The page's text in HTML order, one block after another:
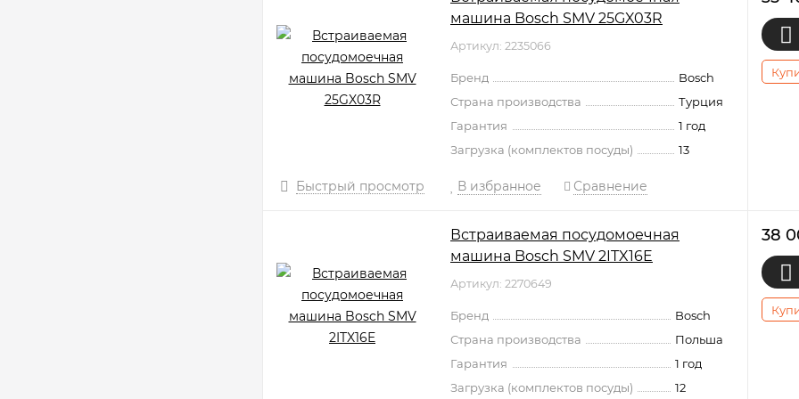
машина Bosch SMV 25GX03R
Артикул: 2235066
Бренд
Bosch
Страна производства
Турция
Гарантия
1 год
Загрузка (комплектов посуды)
13
Быстрый просмотр В избранное Сравнение
Встраиваемая посудомоечная
машина Bosch SMV 2ITX16E
Артикул: 2270649
Бренд
Bosch
Страна производства
Польша
Гарантия
1 год
Загрузка (комплектов посуды)
12
38